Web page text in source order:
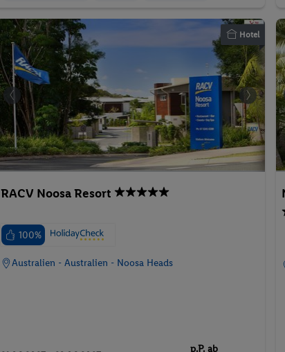
Hotel
RACV Noosa Resort
100%
Australien - Australien - Noosa Heads
p.P. ab